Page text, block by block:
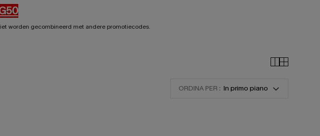
worden gecombineerd met andere promotiecodes.
ORDINA PER : In primo piano